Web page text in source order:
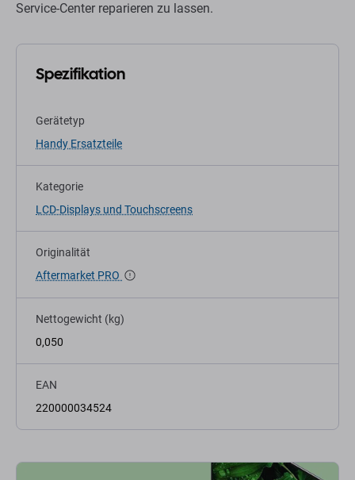
Service-Center reparieren zu lassen.
Spezifikation
Gerätetyp
Handy Ersatzteile
Kategorie
LCD-Displays und Touchscreens
Originalität
Aftermarket PRO
Nettogewicht (kg)
0,050
EAN
220000034524